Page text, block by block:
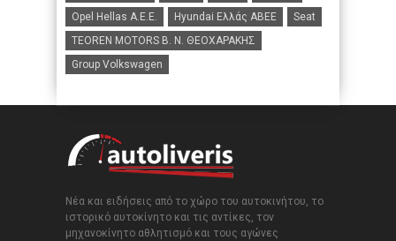
Opel Hellas A.E.E.
Hyundai Ελλάς ΑΒΕΕ
Seat
TEOREN MOTORS B. N. ΘΕΟΧΑΡΑΚΗΣ
Group Volkswagen
Νέα και ειδήσεις από το χώρο του αυτοκινήτου, το
ιστορικό αυτοκίνητο και τις αντίκες, τον
μηχανοκίνητο αθλητισμό και τους αγώνες